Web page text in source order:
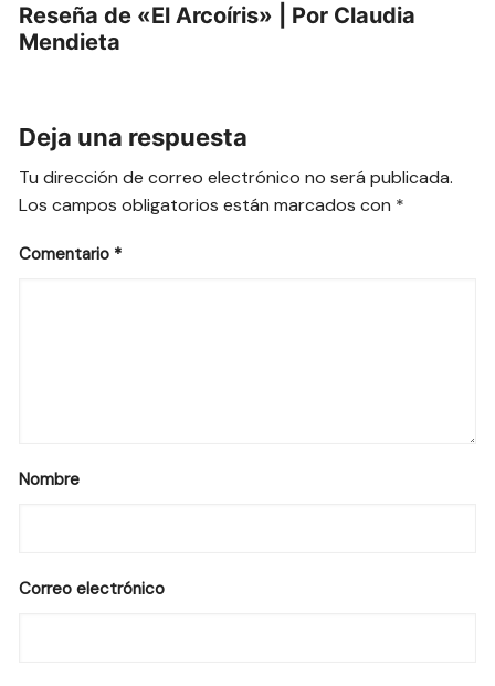
Reseña de «El Arcoíris» | Por Claudia
Mendieta
Deja una respuesta
Tu dirección de correo electrónico no será publicada.
Los campos obligatorios están marcados con *
Comentario *
Nombre
Correo electrónico